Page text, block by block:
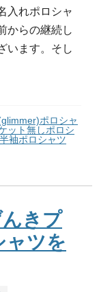
入れポロシャ
からの継続し
います。そし
ポロシャ
ット無しポロシ
半袖ポロシャツ
きプ
ャツを